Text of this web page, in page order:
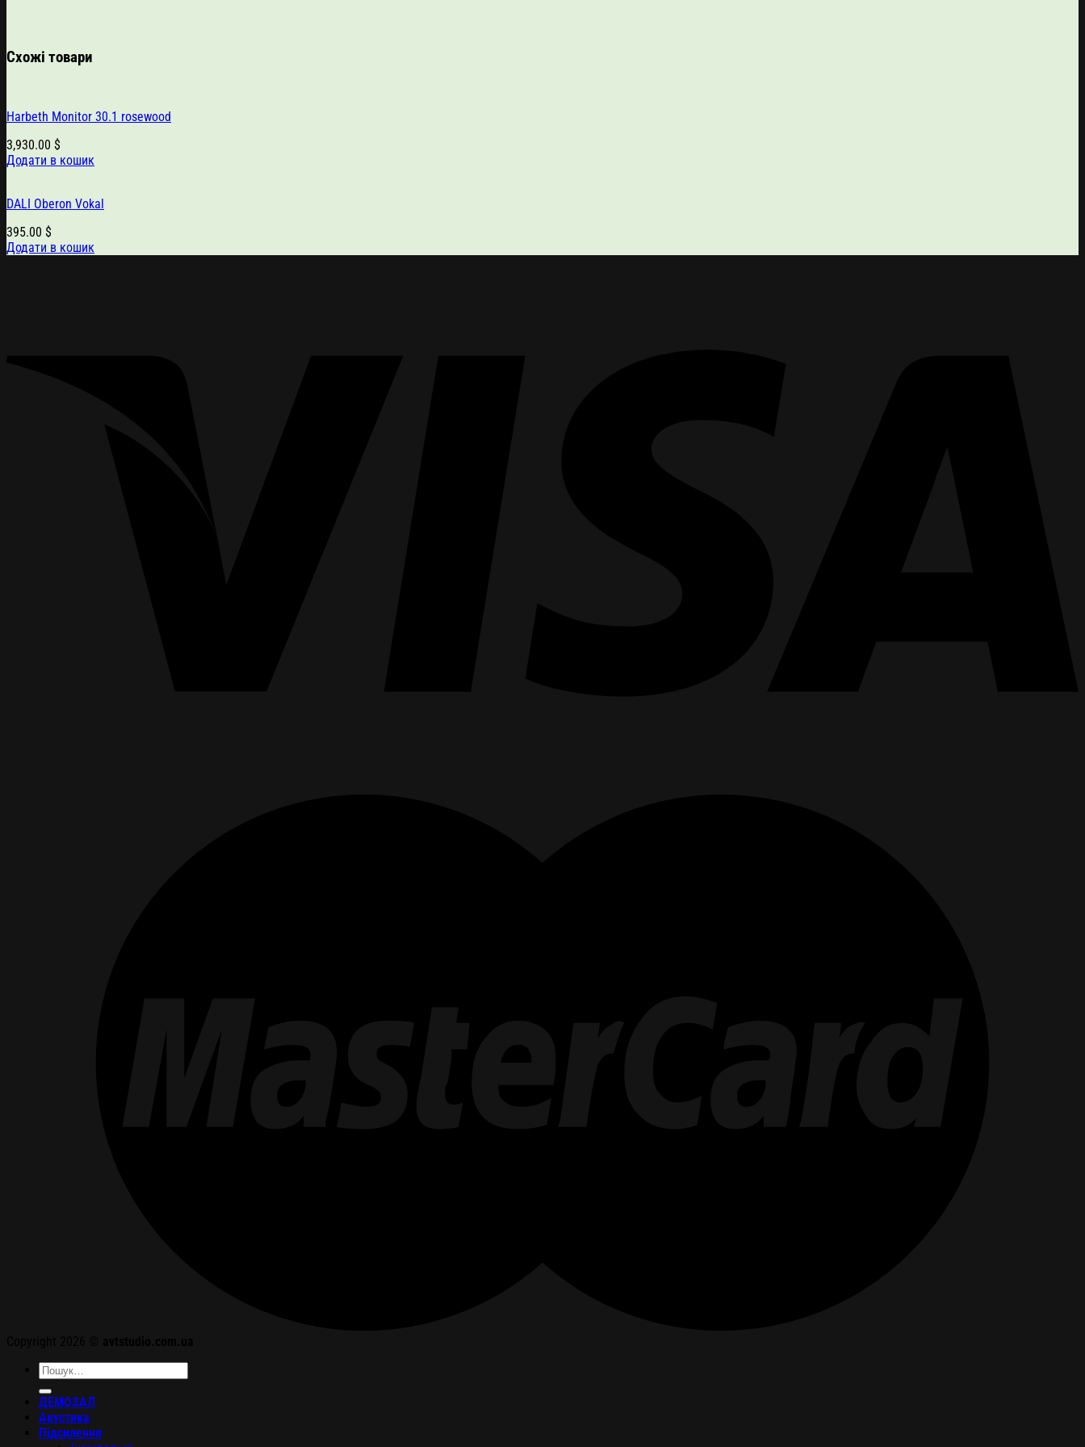
Схожі товари
Harbeth Monitor 30.1 rosewood
3,930.00 $
Додати в кошик
DALI Oberon Vokal
395.00 $
Додати в кошик
Шукати:
ДЕМОЗАЛ
Акустика
Підсилення